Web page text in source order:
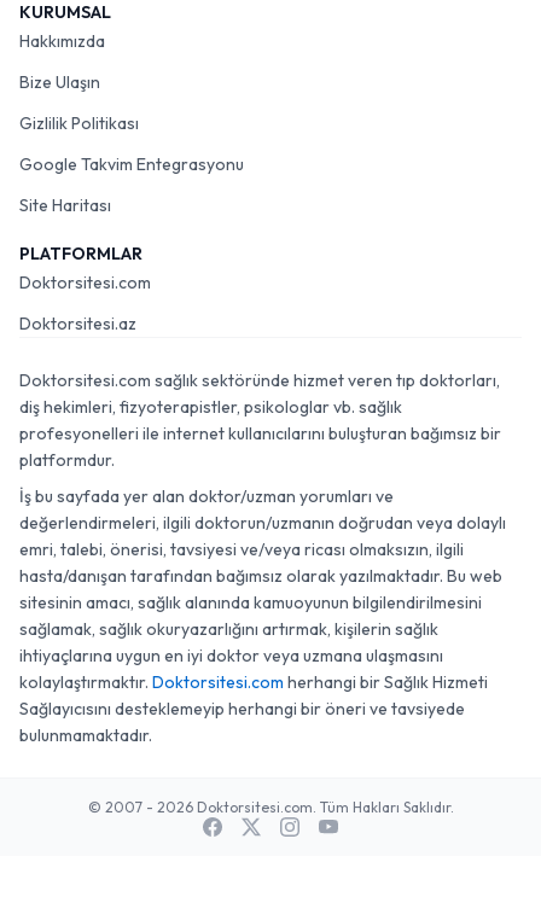
KURUMSAL
Hakkımızda
Bize Ulaşın
Gizlilik Politikası
Google Takvim Entegrasyonu
Site Haritası
PLATFORMLAR
Doktorsitesi.com
Doktorsitesi.az
Doktorsitesi.com sağlık sektöründe hizmet veren tıp doktorları,
diş hekimleri, fizyoterapistler, psikologlar vb. sağlık
profesyonelleri ile internet kullanıcılarını buluşturan bağımsız bir
platformdur.
İş bu sayfada yer alan doktor/uzman yorumları ve
değerlendirmeleri, ilgili doktorun/uzmanın doğrudan veya dolaylı
emri, talebi, önerisi, tavsiyesi ve/veya ricası olmaksızın, ilgili
hasta/danışan tarafından bağımsız olarak yazılmaktadır. Bu web
sitesinin amacı, sağlık alanında kamuoyunun bilgilendirilmesini
sağlamak, sağlık okuryazarlığını artırmak, kişilerin sağlık
ihtiyaçlarına uygun en iyi doktor veya uzmana ulaşmasını
kolaylaştırmaktır. Doktorsitesi.com herhangi bir Sağlık Hizmeti
Sağlayıcısını desteklemeyip herhangi bir öneri ve tavsiyede
bulunmamaktadır.
© 2007 - 2026 Doktorsitesi.com. Tüm Hakları Saklıdır.